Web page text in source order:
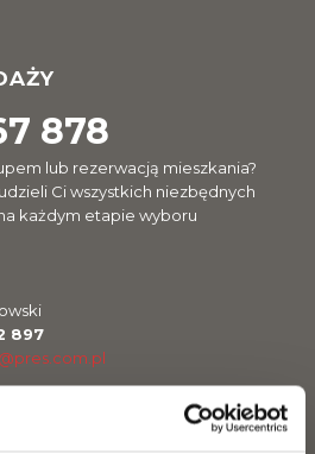
878
lub rezerwacją mieszkania?
Ci wszystkich niezbędnych
każdym etapie wyboru
897